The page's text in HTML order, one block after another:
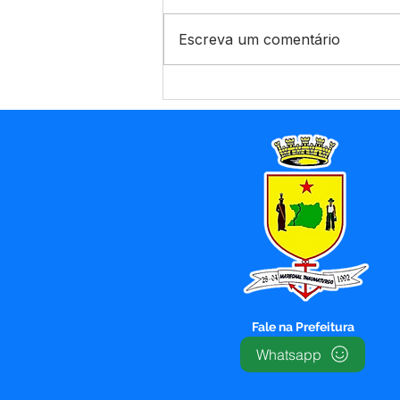
Thaumaturgo amplia
abertura de novas ruas e
implantação de rede de
abastecimento de água
Escreva um comentário
Fale na Prefeitura
Whatsapp